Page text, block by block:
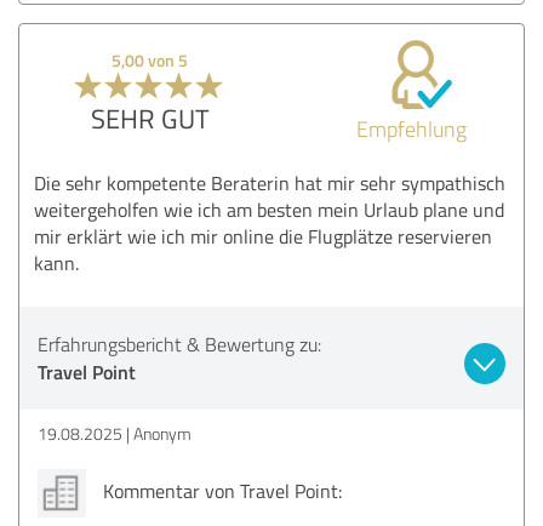
5,00 von 5
SEHR GUT Empfehlung
Die sehr kompetente Beraterin hat mir sehr sympathisch
weitergeholfen wie ich am besten mein Urlaub plane und
mir erklärt wie ich mir online die Flugplätze reservieren
kann.
Erfahrungsbericht & Bewertung zu:
Travel Point
19.08.2025 Anonym
Kommentar von Travel Point: